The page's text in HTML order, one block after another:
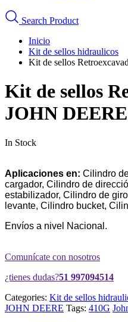
Search Product
Inicio
Kit de sellos hidraulicos
Kit de sellos
Kit de sellos
JOHN
In Stock
Aplicaciones en: Cilindro
cargador, Cilindro de
estabilizador, Cilindro de
levante, Cilindro bucket,
Envíos a nivel Nacional.
Comunícate con nosotros
¿tienes dudas?51 997094514
Categories: Kit de sellos
JOHN DEERE Tags: 410G